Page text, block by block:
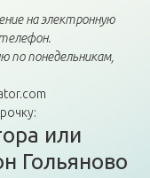
на электронную
по понедельникам,
или
Гольяново